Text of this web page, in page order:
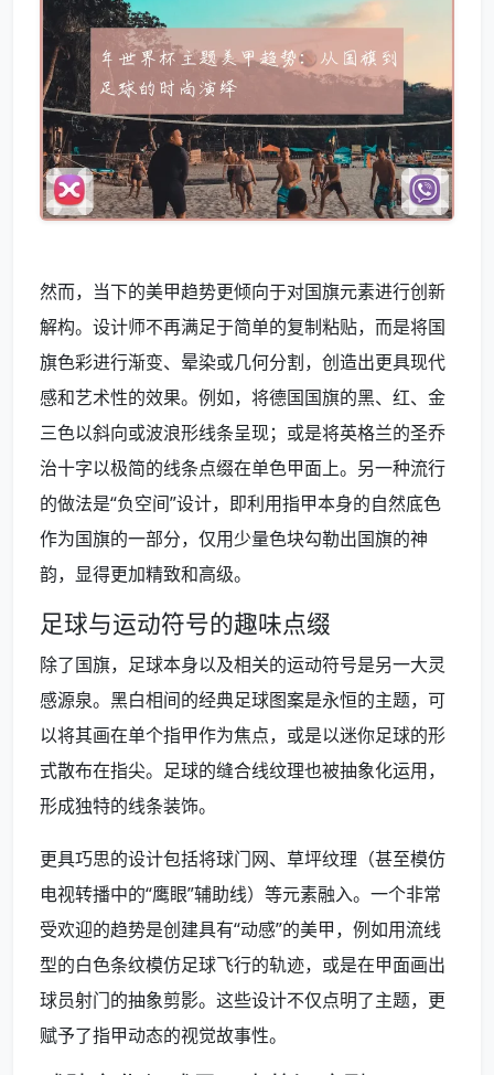
然而，当下的美甲趋势更倾向于对国旗元素进行创新
解构。设计师不再满足于简单的复制粘贴，而是将国
旗色彩进行渐变、晕染或几何分割，创造出更具现代
感和艺术性的效果。例如，将德国国旗的黑、红、金
三色以斜向或波浪形线条呈现；或是将英格兰的圣乔
治十字以极简的线条点缀在单色甲面上。另一种流行
的做法是“负空间”设计，即利用指甲本身的自然底色
作为国旗的一部分，仅用少量色块勾勒出国旗的神
韵，显得更加精致和高级。
足球与运动符号的趣味点缀
除了国旗，足球本身以及相关的运动符号是另一大灵
感源泉。黑白相间的经典足球图案是永恒的主题，可
以将其画在单个指甲作为焦点，或是以迷你足球的形
式散布在指尖。足球的缝合线纹理也被抽象化运用，
形成独特的线条装饰。
更具巧思的设计包括将球门网、草坪纹理（甚至模仿
电视转播中的“鹰眼”辅助线）等元素融入。一个非常
受欢迎的趋势是创建具有“动感”的美甲，例如用流线
型的白色条纹模仿足球飞行的轨迹，或是在甲面画出
球员射门的抽象剪影。这些设计不仅点明了主题，更
赋予了指甲动态的视觉故事性。